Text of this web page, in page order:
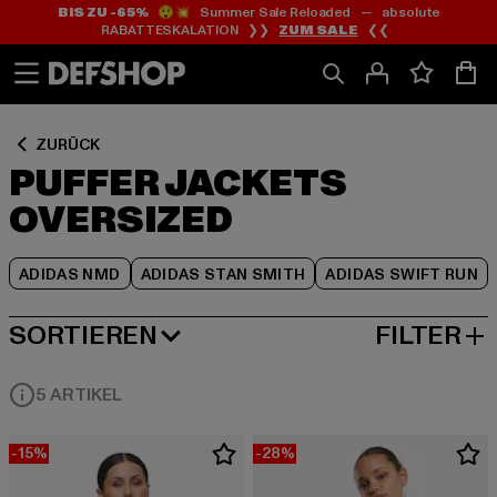
Zum
Inhalt
springen
Zum
Fußzeile
springen
BIS ZU -65%😲💥 Summer Sale Reloaded — absolute
RABATTESKALATION ❯❯ ZUM SALE ❮❮
ZURÜCK
PUFFER JACKETS
OVERSIZED
ADIDAS NMD ADIDAS STAN SMITH ADIDAS SWIFT RUN
Zum
Produktraster
springen
SORTIEREN
BELIEBTESTE FILTER
5 ARTIKEL
-15% -28%